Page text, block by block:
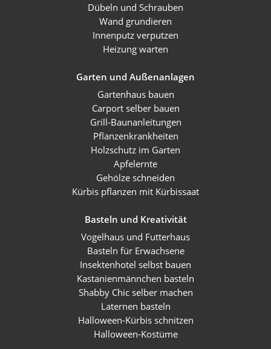
Dübeln und Schrauben
Wand grundieren
Innenputz verputzen
Heizung warten
Garten und Außenanlagen
Gartenhaus bauen
Carport selber bauen
Grill-Baunanleitungen
Pflanzenkrankheiten
Holzschutz im Garten
Apfelernte
Gehölze schneiden
Kürbis pflanzen mit Kürbissaat
Basteln und Kreativität
Vogelhaus und Futterhaus
Basteln für Erwachsene
Insektenhotel selbst bauen
Kastanienmännchen basteln
Shabby Chic selber machen
Laternen basteln
Halloween-Kürbis schnitzen
Halloween-Kostüme